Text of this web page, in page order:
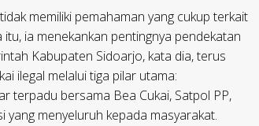
memiliki pemahaman yang cukup terkait
ia menekankan pentingnya pendekatan
Kabupaten Sidoarjo, kata dia, terus
ilegal melalui tiga pilar utama:
terpadu bersama Bea Cukai, Satpol PP,
menyeluruh kepada masyarakat.